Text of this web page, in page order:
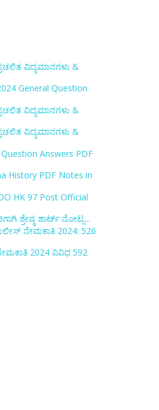
ವಿದ್ಯಮಾನಗಳು &
General Question
ವಿದ್ಯಮಾನಗಳು &
ವಿದ್ಯಮಾನಗಳು &
Answers PDF
History PDF Notes in
HK 97 Post Official
ಶ್ರೇಷ್ಠ ಶಾರ್ಟ್ ನೋಟ್ಸ...
ನೇಮಕಾತಿ 2024: 526
2024 ವಿವಿಧ 592